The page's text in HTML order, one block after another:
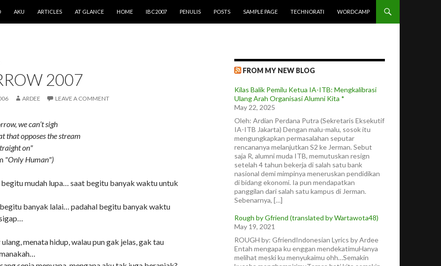
AKU ARTICLES AT GLANCE HOME IBC2007 PENULIS POSTS SAMPLE PAGE TECHNORATI WORDCAMP
2007
ARDEE LEAVE A COMMENT
we can’t sigh
that opposes the stream
on"
"Only Human")
mudah lupa… saat begitu banyak waktu untuk
banyak lalai… padahal begitu banyak waktu
menata hidup, walau pun gak jelas, gak tau
FROM MY NEW BLOG
Kilas Balik Pemilu Ketua IA-ITB: Mengkalibrasi
Ulang Arah Organisasi Alumni Kita *
May 22, 2025
Oleh: Ardian Perdana Putra (Sekretaris Eksekutif
IA-ITB Jakarta) Dengan malu-malu, sosok itu
mengungkapkan permasalahan seputar
rencananya melanjutkan S2 ke Jerman. Sebut
saja R, alumni muda ITB, memutuskan resign
setelah 4 tahun bekerja di salah satu bank
nasional demi mimpinya meneruskan pendidikan
di bidang ekonomi. Ia pun mendapatkan
panggilan dari salah satu kampus di Jerman.
Sebenarnya, […]
Rough by Gfriend (translated by Wartawota48)
May 19, 2021
ROUGH by: GfriendIndonesian Lyrics by Ardee
Entah mengapa ku enggan mendekatimuHanya
melihat meski ku menyukaimu ohh…Semakin